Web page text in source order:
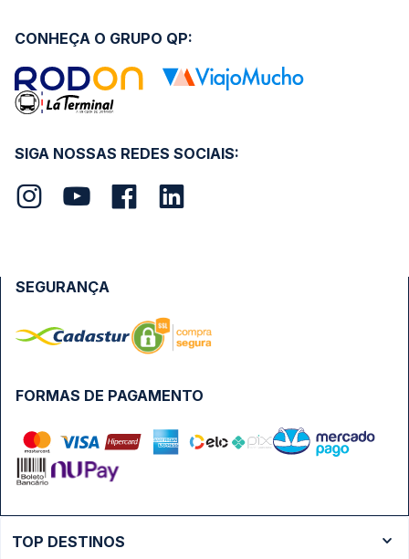
SIGA NOSSAS REDES SOCIAIS:
CONHEÇA O GRUPO QP:
FORMAS DE PAGAMENTO
SEGURANÇA
TOP DESTINOS